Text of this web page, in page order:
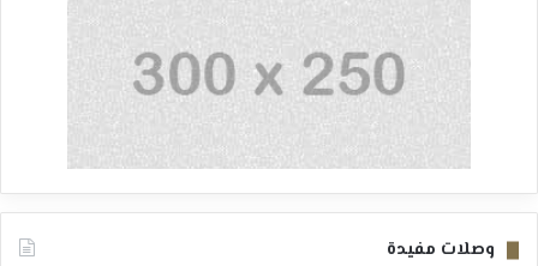
وصلات مفيدة